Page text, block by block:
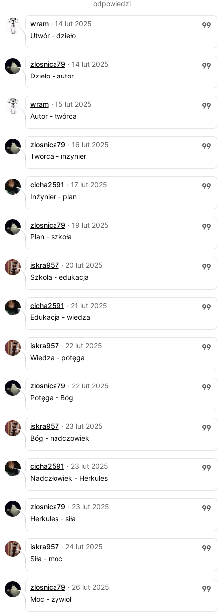
wram · 14 lut 2025
Utwór - dzieło
zlosnica79 · 14 lut 2025
Dzieło - autor
wram · 15 lut 2025
Autor - twórca
zlosnica79 · 16 lut 2025
Twórca - inżynier
cicha2591 · 17 lut 2025
Inżynier - plan
zlosnica79 · 19 lut 2025
Plan - szkoła
iskra957 · 20 lut 2025
Szkoła - edukacja
cicha2591 · 21 lut 2025
Edukacja - wiedza
iskra957 · 22 lut 2025
Wiedza - potęga
zlosnica79 · 22 lut 2025
Potęga - Bóg
iskra957 · 23 lut 2025
Bóg - nadczowiek
cicha2591 · 23 lut 2025
Nadczłowiek - Herkules
zlosnica79 · 23 lut 2025
Herkules - siła
iskra957 · 24 lut 2025
Siła - moc
zlosnica79 · 26 lut 2025
Moc - żywioł